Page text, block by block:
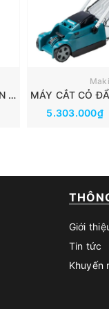
MÁY CẮT CỎ ĐẨY DÙNG PIN 18V MAKITA DLM160Z(Thân Máy)
5.303.000₫
Giới
Tin tức
Khuyến